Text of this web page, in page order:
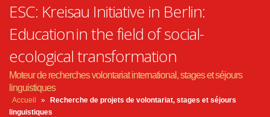
ESC: Kreisau Initiative in Berlin:
Education in the field of social-
ecological transformation
Moteur de recherches volontariat international, stages et séjours
linguistiques
Accueil »
Recherche de projets de volontariat, stages et séjours
linguistiques